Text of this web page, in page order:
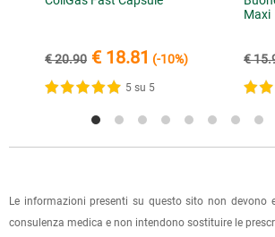
PRODOTTO VALIDO,IN FASE DI
1 recensione verificata da
Per scegliere questa possibilità,
spedizione, in questo modo non ti
spese di spedizione e sarai avvisato con
l'ordine sarà pronto per il ritiro.
specificando l'indirizzo di fatturazione).
conferma dell'ordine.
€ 20.90 € 18.81 (-10%)
5 su 5
Maxi
€
Le informazioni presenti su questo sito non devono
consulenza medica e non intendono sostituire le